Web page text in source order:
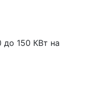
до 150 КВт на